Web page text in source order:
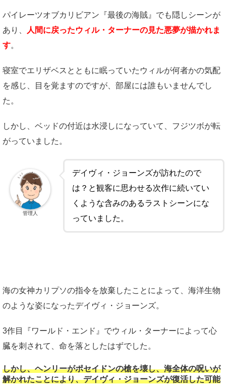
パイレーツオブカリビアン『最後の海賊』でも隠しシーンが
あり、
人間に戻ったウィル・ターナーの見た悪夢が描かれま
す。
寝室でエリザベスとともに眠っていたウィルが何者かの気配
を感じ、目を覚ますのですが、部屋には誰もいませんでし
た。
しかし、ベッドの付近は水浸しになっていて、フジツボが転
がっていました。
デイヴィ・ジョーンズが訪れたので
は？と観客に思わせる次作に続いてい
くような含みのあるラストシーンにな
っていました。
管理人
海の女神カリプソの指令を放棄したことによって、海洋生物
のような姿になったデイヴィ・ジョーンズ。
3作目『ワールド・エンド』でウィル・ターナーによって心
臓を刺されて、命を落としたはずでした。
しかし、ヘンリーがポセイドンの槍を壊し、海全体の呪いが
解かれたことにより、デイヴィ・ジョーンズが復活した可能